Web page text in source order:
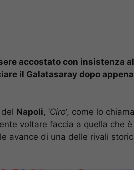
accostato con insistenza
il Galatasaray dopo
Napoli, ‘Ciro‘, come lo
voltare faccia a quella che
avance di una delle rivali